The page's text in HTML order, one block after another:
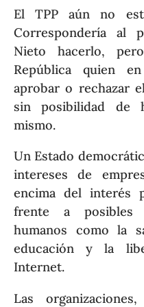
El TPP aún no
Correspondería al
Nieto hacerlo,
República quien
aprobar o rechazar
sin posibilidad de
mismo.
Un Estado
intereses de
encima del interés
frente a posibles
humanos como la
educación y la
Internet.
Las organizaciones,